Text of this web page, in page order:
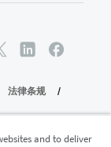
法律条规
留所有权利。and to deliver